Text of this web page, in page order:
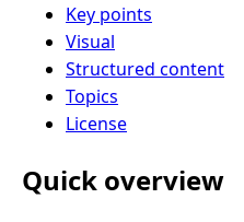
Key points
Visual
Structured content
Topics
License
Quick overview